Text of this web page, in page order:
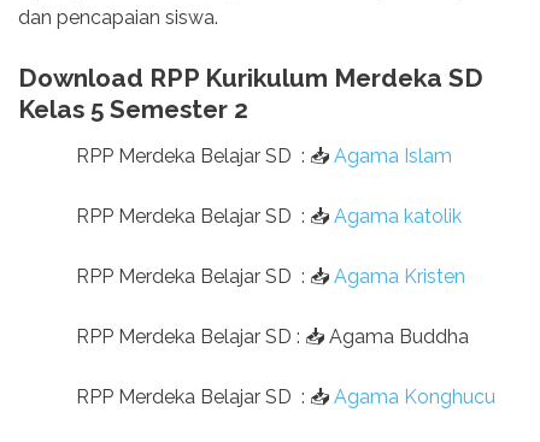
dan pencapaian siswa.
Download RPP Kurikulum Merdeka SD
Kelas 5 Semester 2
RPP Merdeka Belajar SD : 📥 Agama Islam
RPP Merdeka Belajar SD : 📥 Agama katolik
RPP Merdeka Belajar SD : 📥 Agama Kristen
RPP Merdeka Belajar SD : 📥 Agama Buddha
RPP Merdeka Belajar SD : 📥 Agama Konghucu